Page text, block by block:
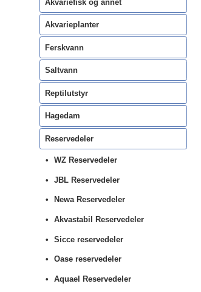
Akvariefisk og annet
Akvarieplanter
Ferskvann
Saltvann
Reptilutstyr
Hagedam
Reservedeler
WZ Reservedeler
JBL Reservedeler
Newa Reservedeler
Akvastabil Reservedeler
Sicce reservedeler
Oase reservedeler
Aquael Reservedeler